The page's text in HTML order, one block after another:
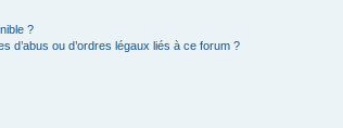
?
d’abus ou d’ordres légaux liés à ce forum ?